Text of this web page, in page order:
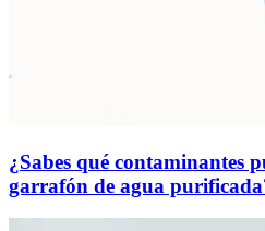
¿Sabes qué contaminantes
garrafón de agua